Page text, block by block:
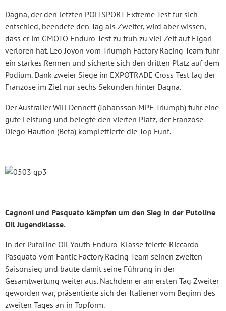
Dagna, der den letzten POLISPORT Extreme Test für sich
entschied, beendete den Tag als Zweiter, wird aber wissen,
dass er im GMOTO Enduro Test zu früh zu viel Zeit auf Elgari
verloren hat. Leo Joyon vom Triumph Factory Racing Team fuhr
ein starkes Rennen und sicherte sich den dritten Platz auf dem
Podium. Dank zweier Siege im EXPOTRADE Cross Test lag der
Franzose im Ziel nur sechs Sekunden hinter Dagna.
Der Australier Will Dennett (Johansson MPE Triumph) fuhr eine
gute Leistung und belegte den vierten Platz, der Franzose
Diego Haution (Beta) komplettierte die Top Fünf.
Cagnoni und Pasquato kämpfen um den Sieg in der Putoline
Oil Jugendklasse.
In der Putoline Oil Youth Enduro-Klasse feierte Riccardo
Pasquato vom Fantic Factory Racing Team seinen zweiten
Saisonsieg und baute damit seine Führung in der
Gesamtwertung weiter aus. Nachdem er am ersten Tag Zweiter
geworden war, präsentierte sich der Italiener vom Beginn des
zweiten Tages an in Topform.